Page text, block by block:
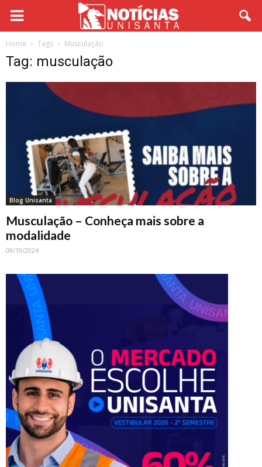
Home Tags Musculação
Tag: musculação
Blog Unisanta
Musculação – Conheça mais sobre a
modalidade
08/10/2024